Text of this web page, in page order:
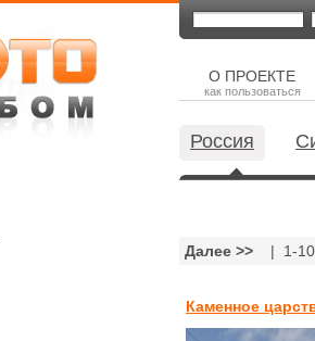
О ПРОЕКТЕ
как пользоваться
Россия
Далее >> | 1-
Каменное